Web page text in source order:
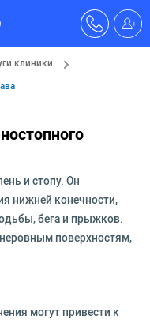
клиники
и стопу. Он
нижней конечности,
бега и прыжков.
поверхностям,
могут привести к